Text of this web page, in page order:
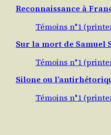
Reconnaissance à
Témoins n°1
Sur la mort de Samuel
Témoins n°1
Silone ou
Témoins n°1